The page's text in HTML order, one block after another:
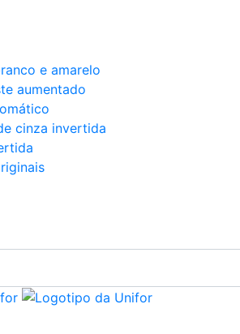
principal
e amarelo
aumentado
cinza invertida